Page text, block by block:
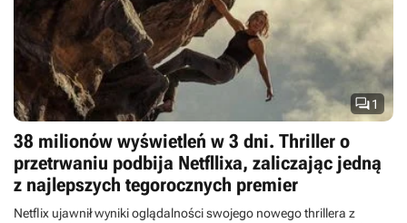
1
38 milionów wyświetleń w 3 dni. Thriller o
przetrwaniu podbija Netfllixa, zaliczając jedną
z najlepszych tegorocznych premier
Netflix ujawnił wyniki oglądalności swojego nowego thrillera z